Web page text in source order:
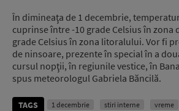
În dimineaţa de 1 decembrie,
cuprinse între -10 grade Celsius în zona
grade Celsius în zona litoralului. Vor fi
de ninsoare, prezente în special în a
cursul nopţii, în regiunile vestice, în
spus meteorologul Gabriela Băncilă.
TAGS 1 decembrie stiri interne vreme